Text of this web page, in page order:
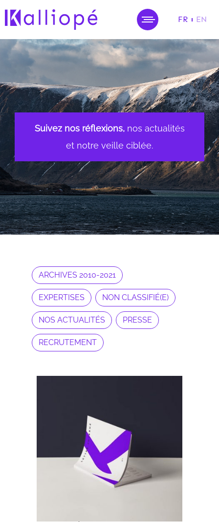
FR EN
Suivez nos réflexions, nos actualités
et notre veille ciblée.
ARCHIVES 2010-2021
EXPERTISES NON CLASSIFIÉ(E)
NOS ACTUALITÉS PRESSE
RECRUTEMENT